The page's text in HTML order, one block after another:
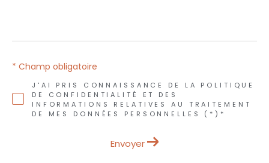
J'AI PRIS CONNAISSANCE DE LA POLITIQUE
DE CONFIDENTIALITÉ ET DES
INFORMATIONS RELATIVES AU TRAITEMENT
DE MES DONNÉES PERSONNELLES (*)*
* Champ obligatoire
Envoyer